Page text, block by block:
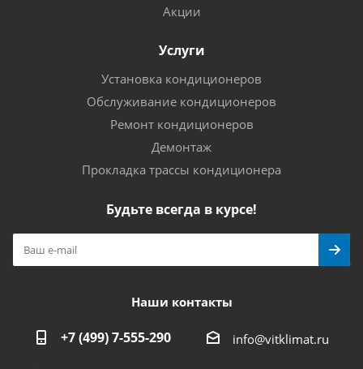
Акции
Услуги
Установка кондиционеров
Обслуживание кондиционеров
Ремонт кондиционеров
Демонтаж
Прокладка трассы кондиционера
Будьте всегда в курсе!
Наши контакты
+7 (499) 7-555-290 info@vitklimat.ru